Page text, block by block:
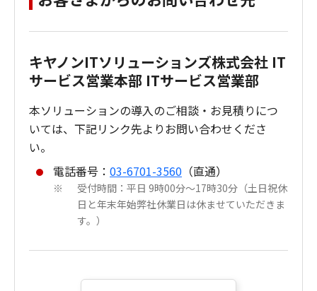
キヤノンITソリューションズ株式会社 IT
サービス営業本部 ITサービス営業部
本ソリューションの導入のご相談・お見積りにつ
いては、下記リンク先よりお問い合わせくださ
い。
電話番号： 03-6701-3560 （直通）
※
受付時間：平日 9時00分～17時30分（土日祝休
日と年末年始弊社休業日は休ませていただきま
す。）